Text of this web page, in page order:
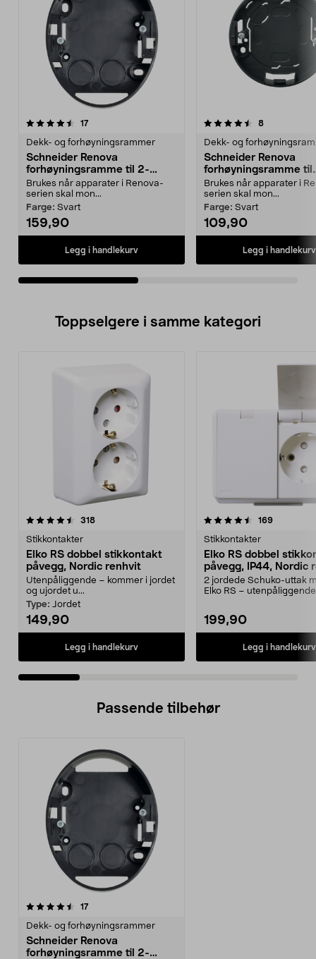
17anmeldelser
Dekk- og forhøyningsrammer
Schneider Renova
forhøyningsramme til 2-
veisuttak
Brukes når apparater i Renova-
serien skal mon...
Farge: Svart
159,90
Legg i handlekurv
4.5av 5 stjerner 8anmeldelser
Dekk- og
Schneider Renova
forhøyningsramme til
strømbryter
Brukes når apparater i
serien skal mon...
Farge: Svart
109,90
Legg i handlekurv
4.5av 5 stjerner
Toppselgere i samme kategori
318anmeldelser
Stikkontakter
Elko RS dobbel stikkontakt
påvegg, Nordic renhvit
Utenpåliggende – kommer i jordet
og ujordet u...
Type: Jordet
149,90
Legg i handlekurv
4.5 av 5 stjerner 169
Stikkontakter
Elko RS dobbel
påvegg, IP44, Nordic
2 jordede Schuko-uttak
Elko RS – utenpåliggende
199,90
Legg i handlekurv
4.5 av 5 stjerner
Passende tilbehør
17anmeldelser
Dekk- og forhøyningsrammer
Schneider Renova
forhøyningsramme til 2-